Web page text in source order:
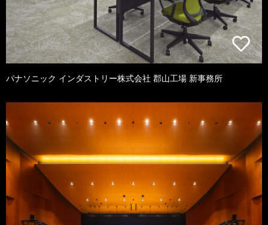
パナソニック インダストリー株式会社 郡山工場 新事務所